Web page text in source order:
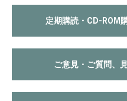
定期購読・CD-ROM
ご意見・ご質問、